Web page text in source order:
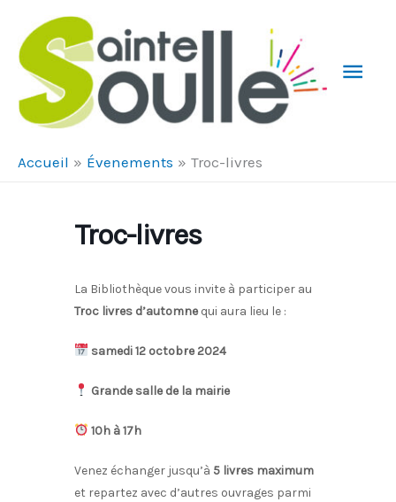
Accueil Évenements Troc-livres
Troc-livres
La Bibliothèque vous invite à participer au
Troc livres d’automne qui aura lieu le :
samedi 12 octobre 2024
Grande salle de la mairie
10h à 17h
Venez échanger jusqu’à 5 livres maximum
et repartez avec d’autres ouvrages parmi